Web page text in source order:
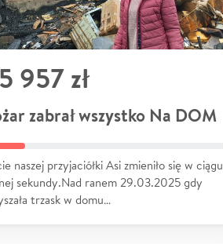
957 zł
zabrał wszystko Na DOM
naszej przyjaciółki Asi zmieniło się w ciągu
sekundy.Nad ranem 29.03.2025 gdy
trzask w domu…